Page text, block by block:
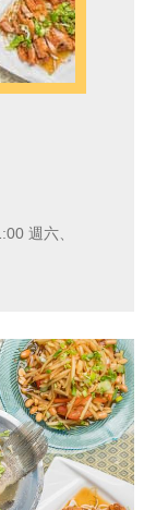
週六、